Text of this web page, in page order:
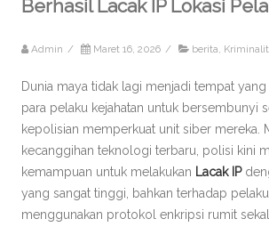
Berhasil Lacak IP Lokasi
Admin / Maret 16, 2026 / berita
Dunia maya tidak lagi menjadi tempat
para pelaku kejahatan untuk bersembunyi
kepolisian memperkuat unit siber mereka.
kecanggihan teknologi terbaru, polisi kini
kemampuan untuk melakukan Lacak IP
yang sangat tinggi, bahkan terhadap
menggunakan protokol enkripsi rumit